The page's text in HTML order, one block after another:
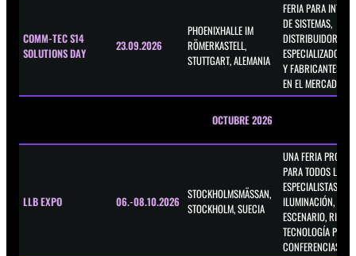
COMM-TEC S14
SOLUTIONS DAY
23.09.2026
PHOENIXHALLE IM
RÖMERKASTELL,
STUTTGART, ALEMANIA
FERIA PARA
DE SISTEMAS,
DISTRIBUIDORES
ESPECIALIZADOS,
Y FABRICANTES,
EN EL MERCADO
OCTUBRE 2026
LLB EXPO 06.-08.10.2026
STOCKHOLMSMÄSSAN,
STOCKHOLM, SUECIA
UNA FERIA
PARA TODOS LOS
ESPECIALISTAS EN
ILUMINACIÓN,
ESCENARIO,
TECNOLOGÍA PARA
CONFERENCIAS.